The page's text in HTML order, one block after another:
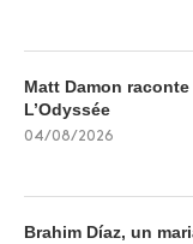
Matt Damon
L’Odyssée
04/08/2026
Brahim Díaz, un